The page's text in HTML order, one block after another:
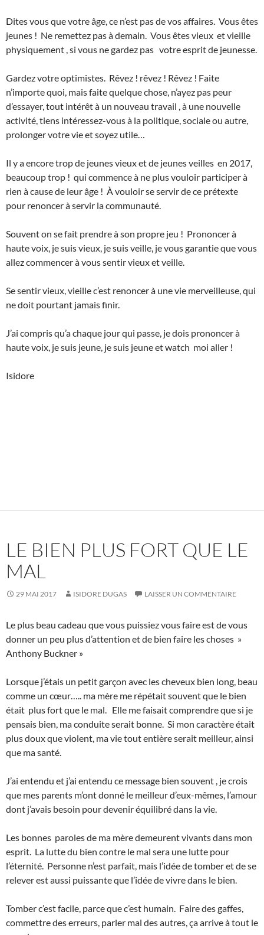
Dites vous que votre âge, ce n’est pas de vos affaires. Vous êtes
jeunes ! Ne remettez pas à demain. Vous êtes vieux et vieille
physiquement , si vous ne gardez pas votre esprit de jeunesse.
Gardez votre optimistes. Rêvez ! rêvez ! Rêvez ! Faite
n’importe quoi, mais faite quelque chose, n’ayez pas peur
d’essayer, tout intérêt à un nouveau travail , à une nouvelle
activité, tiens intéressez-vous à la politique, sociale ou autre,
prolonger votre vie et soyez utile…
Il y a encore trop de jeunes vieux et de jeunes veilles en 2017,
beaucoup trop ! qui commence à ne plus vouloir participer à
rien à cause de leur âge ! À vouloir se servir de ce prétexte
pour renoncer à servir la communauté.
Souvent on se fait prendre à son propre jeu ! Prononcer à
haute voix, je suis vieux, je suis veille, je vous garantie que vous
allez commencer à vous sentir vieux et veille.
Se sentir vieux, vieille c’est renoncer à une vie merveilleuse, qui
ne doit pourtant jamais finir.
J’ai compris qu’a chaque jour qui passe, je dois prononcer à
haute voix, je suis jeune, je suis jeune et watch moi aller !
Isidore
LE BIEN PLUS FORT QUE LE
MAL
29 MAI 2017 ISIDORE DUGAS LAISSER UN COMMENTAIRE
Le plus beau cadeau que vous puissiez vous faire est de vous
donner un peu plus d’attention et de bien faire les choses »
Anthony Buckner »
Lorsque j’étais un petit garçon avec les cheveux bien long, beau
comme un cœur….. ma mère me répétait souvent que le bien
était plus fort que le mal. Elle me faisait comprendre que si je
pensais bien, ma conduite serait bonne. Si mon caractère était
plus doux que violent, ma vie tout entière serait meilleur, ainsi
que ma santé.
J’ai entendu et j’ai entendu ce message bien souvent , je crois
que mes parents m’ont donné le meilleur d’eux-mêmes, l’amour
dont j’avais besoin pour devenir équilibré dans la vie.
Les bonnes paroles de ma mère demeurent vivants dans mon
esprit. La lutte du bien contre le mal sera une lutte pour
l’éternité. Personne n’est parfait, mais l’idée de tomber et de se
relever est aussi puissante que l’idée de vivre dans le bien.
Tomber c’est facile, parce que c’est humain. Faire des gaffes,
commettre des erreurs, parler mal des autres, ça arrive à tout le